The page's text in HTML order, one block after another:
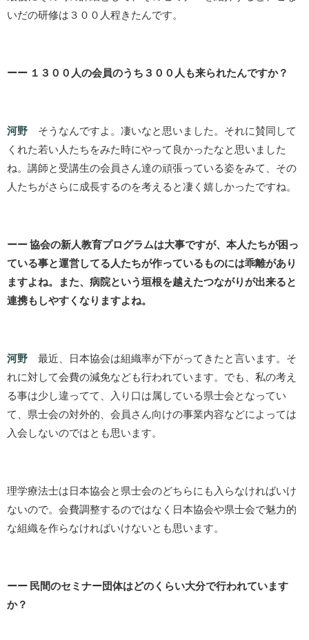
いだの研修は３００人程きたんです。
ーー １３００人の会員のうち３００人も来られたんですか？
河野
そうなんですよ。凄いなと思いました。それに賛同して
くれた若い人たちをみた時にやって良かったなと思いました
ね。講師と受講生の会員さん達の頑張っている姿をみて、その
人たちがさらに成長するのを考えると凄く嬉しかったですね。
ーー 協会の新人教育プログラムは大事ですが、本人たちが困っ
ている事と運営してる人たちが作っているものには乖離があり
ますよね。また、病院という垣根を越えたつながりが出来ると
連携もしやすくなりますよね。
河野
最近、日本協会は組織率が下がってきたと言います。そ
れに対して会費の減免なども行われています。でも、私の考え
る事は少し違ってて、入り口は属している県士会となってい
て、県士会の対外的、会員さん向けの事業内容などによっては
入会しないのではとも思います。
理学療法士は日本協会と県士会のどちらにも入らなければいけ
ないので。会費調整するのではなく日本協会や県士会で魅力的
な組織を作らなければいけないとも思います。
ーー 民間のセミナー団体はどのくらい大分で行われています
か？